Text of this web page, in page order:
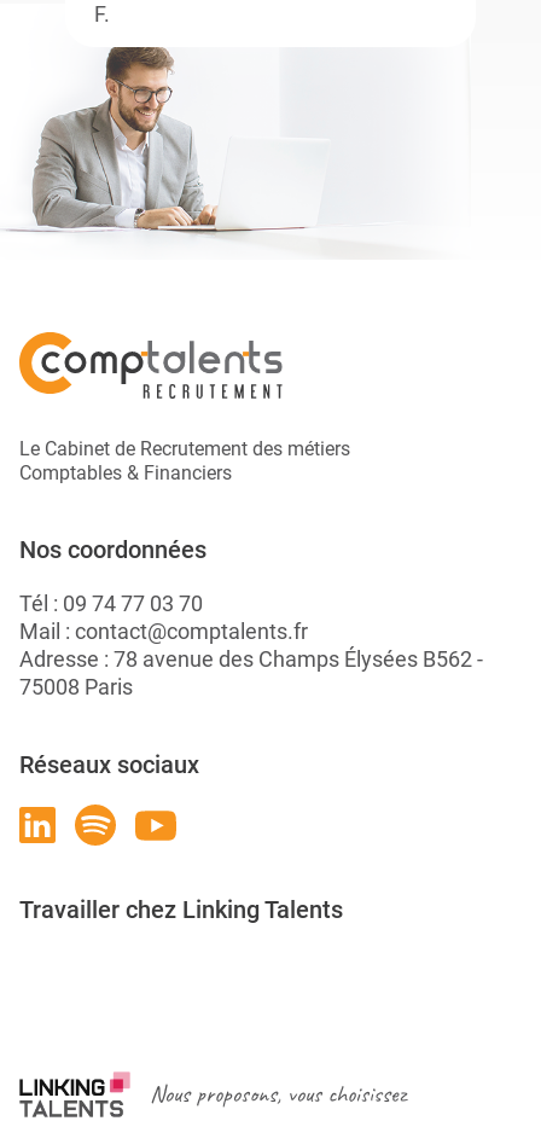
F.
Le Cabinet de Recrutement des métiers
Comptables & Financiers
Nos coordonnées
Tél : 09 74 77 03 70
Mail : contact@comptalents.fr
Adresse : 78 avenue des Champs Élysées B562 -
75008 Paris
Réseaux sociaux
Travailler chez Linking Talents
Nous proposons, vous choisissez